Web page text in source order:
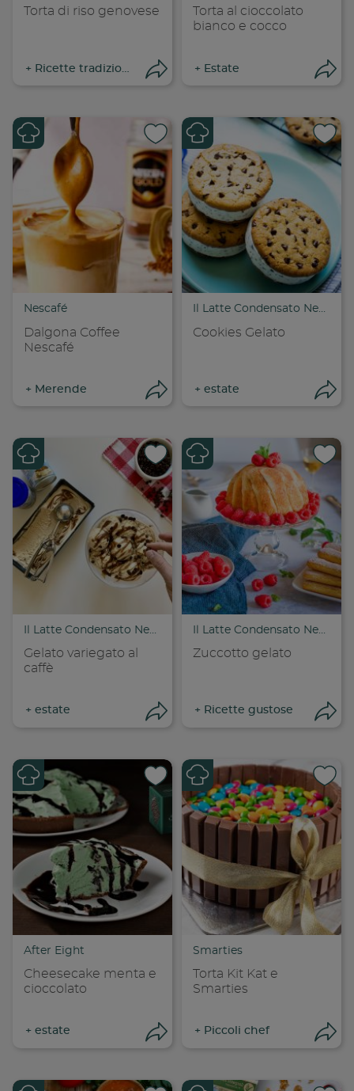
Torta di riso genovese
+ Ricette tradizionali
Condividi su
Copia link
Torta al cioccolato
bianco e cocco
+ Estate
Nescafé
Dalgona Coffee
Nescafé
+ Merende
Condividi su
Copia link
Il Latte Condensato Nestlé
Cookies Gelato
+ estate
Gelato variegato al
caffè
+ estate
Condividi su
Copia link
Zuccotto gelato
+ Ricette gustose
After Eight
Cheesecake menta e
cioccolato
+ estate
Smarties
Torta Kit Kat e
Smarties
+ Piccoli chef